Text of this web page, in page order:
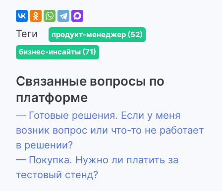
Теги
продукт-менеджер (52)
бизнес-инсайты (71)
Связанные вопросы по
платформе
— Готовые решения. Если у меня
возник вопрос или что-то не работает
в решении?
— Покупка. Нужно ли платить за
тестовый стенд?